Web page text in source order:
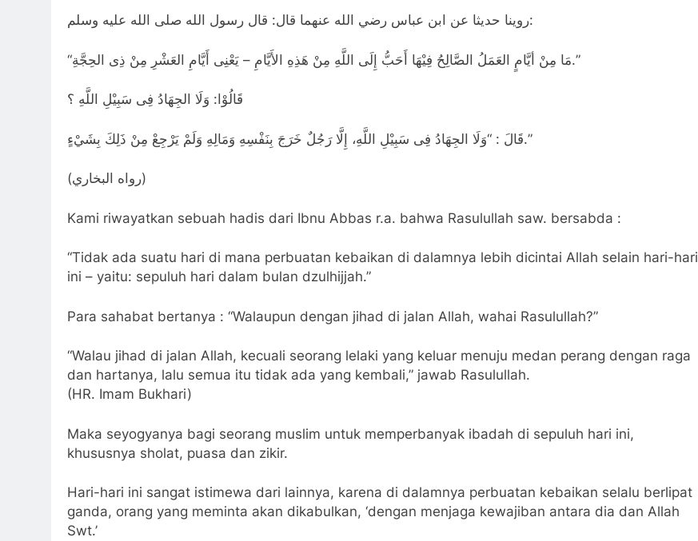
روينا حديثا عن ابن عباس رضي الله عنهما قال: قال رسول الله صلى الله عليه وسلم:
“مَا مِنْ أيَّامٍ العَمَلُ الصَّالِحُ فِيْهَا أَحَبُّ إِلَى اللَّهِ مِنْ هَذِهِ الأَيَّامِ – يَعْنِى أَيَّامِ العَشْرِ مِنْ ذِى الحِجَّةِ.”
قَالُوْا: وَلَا الجِهَادُ فِى سَبِيْلِ اللَّهِ ؟
قَالَ : “وَلَا الجِهَادُ فِى سَبِيْلِ اللَّهِ، إِلَّا رَجُلٌ خَرَجَ بِنَفْسِهِ وَمَالِهِ وَلَمْ يَرْجِعْ مِنْ ذَلِكَ بِشَيْءٍ.”
(رواه البخاري)
Kami riwayatkan sebuah hadis dari Ibnu Abbas r.a. bahwa Rasulullah saw. bersabda :
“Tidak ada suatu hari di mana perbuatan kebaikan di dalamnya lebih dicintai Allah selain hari-hari
ini – yaitu: sepuluh hari dalam bulan dzulhijjah.”
Para sahabat bertanya : “Walaupun dengan jihad di jalan Allah, wahai Rasulullah?”
“Walau jihad di jalan Allah, kecuali seorang lelaki yang keluar menuju medan perang dengan raga
dan hartanya, lalu semua itu tidak ada yang kembali,” jawab Rasulullah.
(HR. Imam Bukhari)
Maka seyogyanya bagi seorang muslim untuk memperbanyak ibadah di sepuluh hari ini,
khususnya sholat, puasa dan zikir.
Hari-hari ini sangat istimewa dari lainnya, karena di dalamnya perbuatan kebaikan selalu berlipat
ganda, orang yang meminta akan dikabulkan, ‘dengan menjaga kewajiban antara dia dan Allah
Swt.’